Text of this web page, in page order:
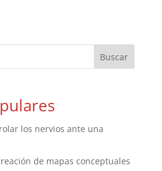
los nervios ante una
de mapas conceptuales